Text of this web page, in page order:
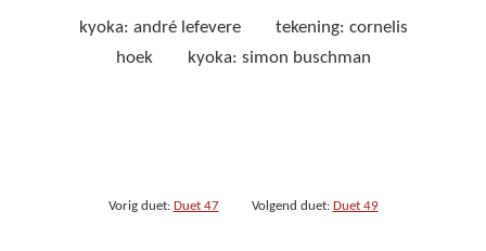
kyoka: andré lefevere tekening: cornelis
hoek kyoka: simon buschman
Vorig duet: Duet 47Volgend duet: Duet 49